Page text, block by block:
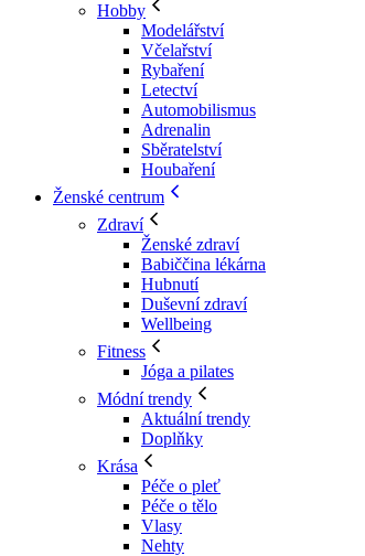
Hobby
Modelářství
Včelařství
Rybaření
Letectví
Automobilismus
Adrenalin
Sběratelství
Houbaření
Ženské centrum
Zdraví
Ženské zdraví
Babiččina lékárna
Hubnutí
Duševní zdraví
Wellbeing
Fitness
Jóga a pilates
Módní trendy
Aktuální trendy
Doplňky
Krása
Péče o pleť
Péče o tělo
Vlasy
Nehty